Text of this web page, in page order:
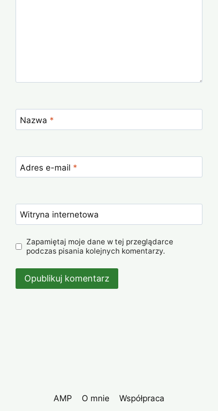
Nazwa *
Adres e-mail *
Witryna internetowa
Zapamiętaj moje dane w tej przeglądarce
podczas pisania kolejnych komentarzy.
AMP O mnie Współpraca